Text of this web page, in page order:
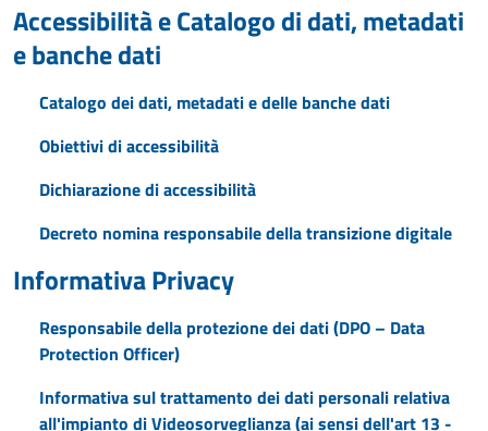
Accessibilità e Catalogo di dati, metadati
e banche dati
Catalogo dei dati, metadati e delle banche dati
Obiettivi di accessibilità
Dichiarazione di accessibilità
Decreto nomina responsabile della transizione digitale
Informativa Privacy
Responsabile della protezione dei dati (DPO – Data
Protection Officer)
Informativa sul trattamento dei dati personali relativa
all'impianto di Videosorveglianza (ai sensi dell'art 13 -